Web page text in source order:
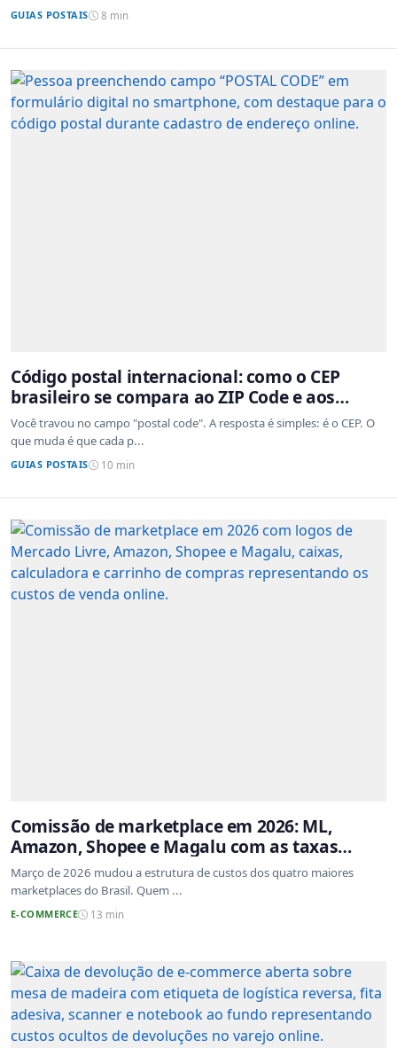
GUIAS POSTAIS 8 min
Código postal internacional: como o CEP
brasileiro se compara ao ZIP Code e aos
sistemas de outros países
Você travou no campo "postal code". A resposta é simples: é o CEP. O
que muda é que cada p...
GUIAS POSTAIS 10 min
Comissão de marketplace em 2026: ML,
Amazon, Shopee e Magalu com as taxas
atualizadas
Março de 2026 mudou a estrutura de custos dos quatro maiores
marketplaces do Brasil. Quem ...
E-COMMERCE 13 min